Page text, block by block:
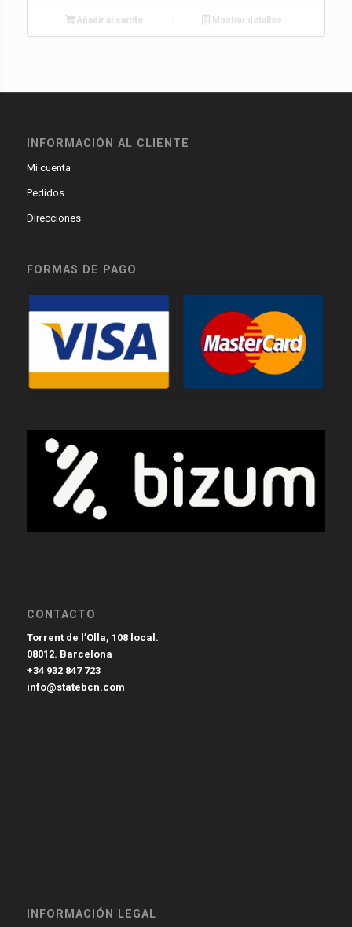
Añadir al carrito Mostrar detalles
INFORMACIÓN AL CLIENTE
Mi cuenta
Pedidos
Direcciones
FORMAS DE PAGO
CONTACTO
Torrent de l’Olla, 108 local.
08012. Barcelona
+34 932 847 723
info@statebcn.com
INFORMACIÓN LEGAL